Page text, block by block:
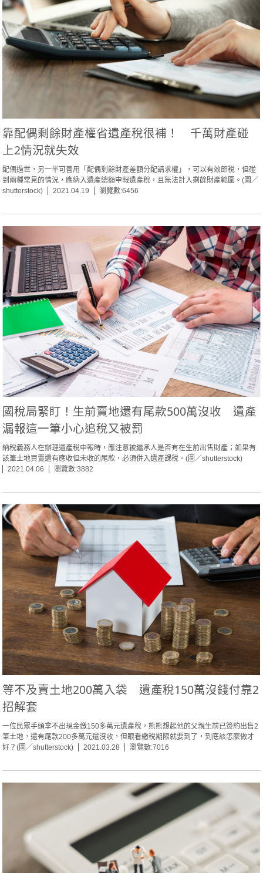
靠配偶剩餘財產權省遺產稅很補！ 千萬財產碰
上2情況就失效
配偶過世，另一半可善用「配偶剩餘財產差額分配請求權」，可以有效節稅，但碰
到兩種常見的情況，應納入遺產總額申報遺產稅，且無法計入剩餘財產範圍。(圖／
shutterstock)
2021.04.19 瀏覽數:6456
國稅局緊盯！生前賣地還有尾款500萬沒收 遺產
漏報這一筆小心追稅又被罰
納稅義務人在辦理遺產稅申報時，應注意被繼承人是否有在生前出售財產；如果有
該筆土地買賣還有應收但未收的尾款，必須併入遺產課稅。(圖／shutterstock)
2021.04.06
瀏覽數:3882
等不及賣土地200萬入袋 遺產稅150萬沒錢付靠2
招解套
一位民眾手頭拿不出現金繳150多萬元遺產稅，熊熊想起他的父親生前已簽約出售2
筆土地，還有尾款200多萬元還沒收，但眼看繳稅期限就要到了，到底該怎麼做才
好？(圖／shutterstock)
2021.03.28 瀏覽數:7016